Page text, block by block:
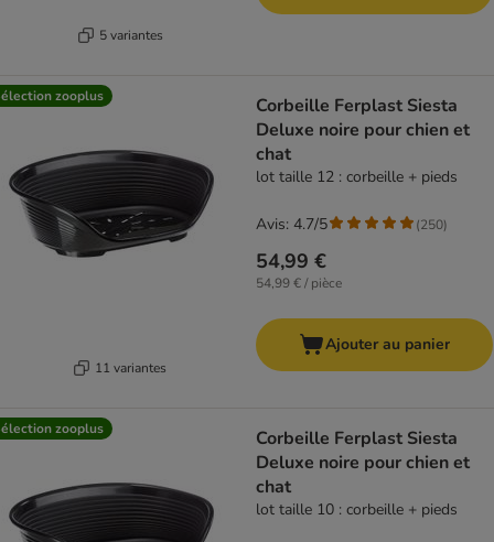
5 variantes
zooplus
11 variantes
Corbeille Ferplast Siesta
Deluxe noire pour chien et
chat
lot taille 12 : corbeille + pieds
54,99 €
54,99 € / pièce
Avis: 4.7/5 (250)
Ajouter au panier
zooplus
Corbeille Ferplast Siesta
Deluxe noire pour chien et
chat
lot taille 10 : corbeille + pieds